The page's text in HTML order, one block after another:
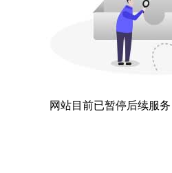
网站目前已暂停后续服